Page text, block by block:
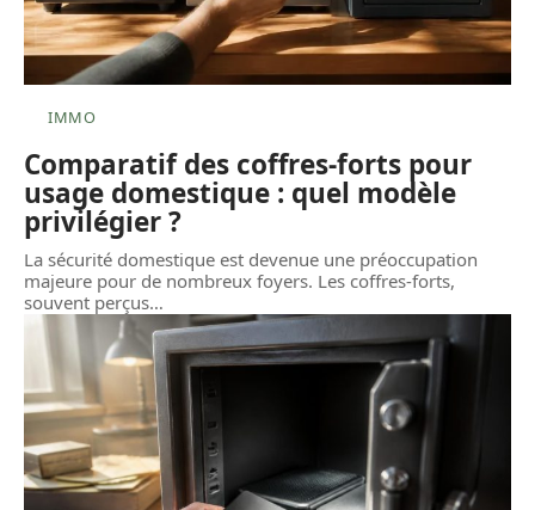
IMMO
Comparatif des coffres-forts pour
usage domestique : quel modèle
privilégier ?
La sécurité domestique est devenue une préoccupation
majeure pour de nombreux foyers. Les coffres-forts,
souvent perçus…